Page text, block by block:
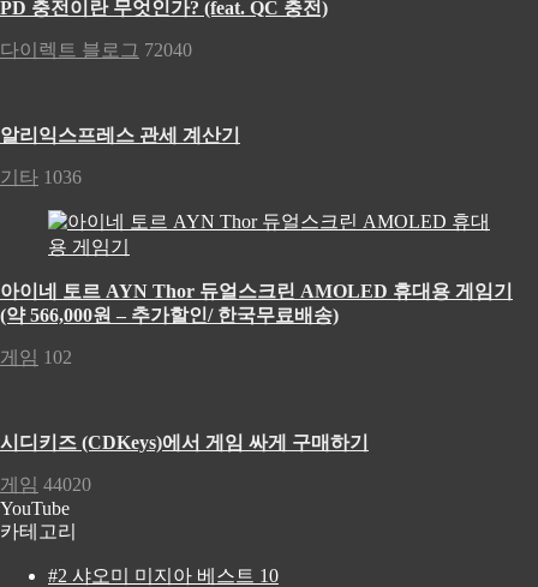
PD 충전이란 무엇인가? (feat. QC 충전)
다이렉트 블로그 72040
알리익스프레스 관세 계산기
기타 1036
아이네 토르 AYN Thor 듀얼스크린 AMOLED 휴대용 게임기
(약 566,000원 – 추가할인/ 한국무료배송)
게임 102
시디키즈 (CDKeys)에서 게임 싸게 구매하기
게임 44020
YouTube
카테고리
#2 샤오미 미지아 베스트 10